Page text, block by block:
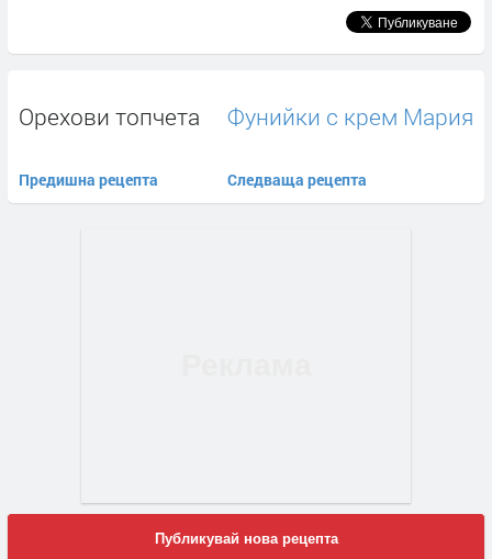
Орехови топчета
Предишна рецепта
Фунийки с крем Мария
Следваща рецепта
Публикувай нова рецепта